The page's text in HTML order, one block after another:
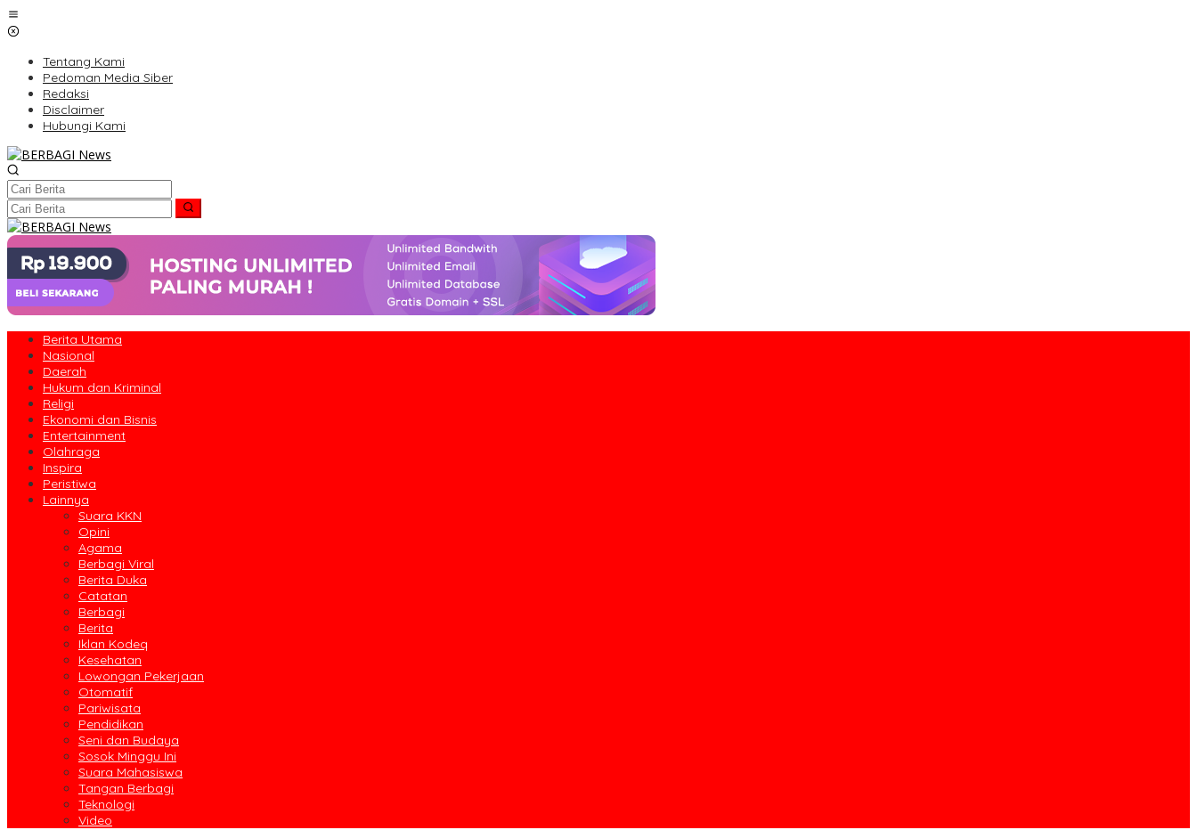
Lewati
ke
Tentang Kami
Pedoman Media Siber
Redaksi
Disclaimer
Hubungi Kami
Berita Utama
Nasional
Daerah
Hukum dan Kriminal
Religi
Ekonomi dan Bisnis
Entertainment
Olahraga
Inspira
Peristiwa
Lainnya
Suara KKN
Opini
Agama
Berbagi Viral
Berita Duka
Catatan
Berbagi
Berita
Iklan Kodeq
Kesehatan
Lowongan Pekerjaan
Otomatif
Pariwisata
Pendidikan
Seni dan Budaya
Sosok Minggu Ini
Suara Mahasiswa
Tangan Berbagi
Teknologi
Video